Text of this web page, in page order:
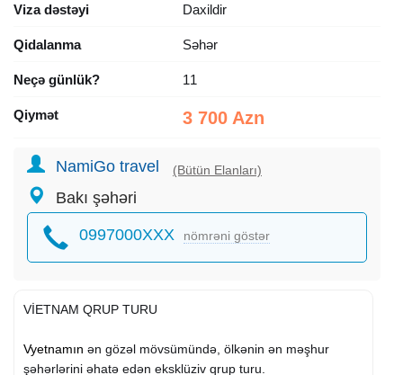
Viza dəstəyi Daxildir
Qidalanma Səhər
Neçə günlük? 11
Qiymət 3 700 Azn
NamiGo travel (Bütün Elanları)
Bakı şəhəri
0997000XXX nömrəni göstər
VİETNAM QRUP TURU
Vyetnamın ən gözəl mövsümündə, ölkənin ən məşhur
şəhərlərini əhatə edən eksklüziv qrup turu.